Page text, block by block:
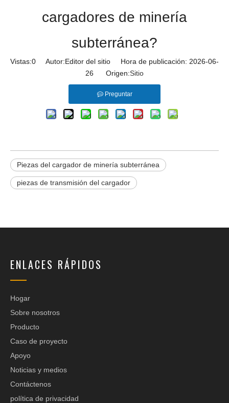
cargadores de minería
subterránea?
Vistas:0 Autor:Editor del sitio Hora de publicación: 2026-06-
26 Origen:Sitio
Preguntar
Piezas del cargador de minería subterránea
piezas de transmisión del cargador
ENLACES RÁPIDOS
Hogar
Sobre nosotros
Producto
Caso de proyecto
Apoyo
Noticias y medios
Contáctenos
política de privacidad